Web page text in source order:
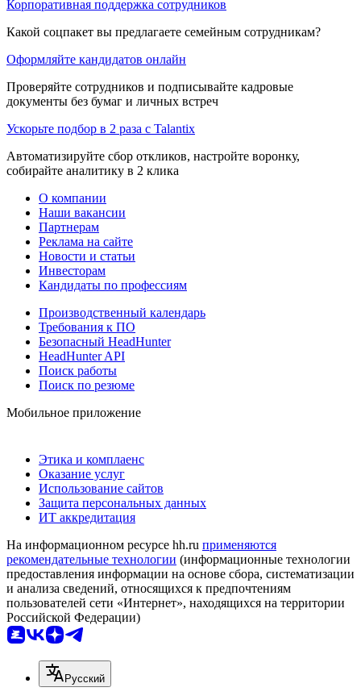
Корпоративная поддержка сотрудников
Какой соцпакет вы предлагаете семейным сотрудникам?
Оформляйте кандидатов онлайн
Проверяйте сотрудников и подписывайте кадровые
документы без бумаг и личных встреч
Ускорьте подбор в 2 раза с Talantix
Автоматизируйте сбор откликов, настройте воронку,
собирайте аналитику в 2 клика
О компании
Наши вакансии
Партнерам
Реклама на сайте
Новости и статьи
Инвесторам
Кандидаты по профессиям
Производственный календарь
Требования к ПО
Безопасный HeadHunter
HeadHunter API
Поиск работы
Поиск по резюме
Мобильное приложение
Этика и комплаенс
Оказание услуг
Использование сайтов
Защита персональных данных
ИТ аккредитация
На информационном ресурсе hh.ru применяются
рекомендательные технологии (информационные технологии
предоставления информации на основе сбора, систематизации
и анализа сведений, относящихся к предпочтениям
пользователей сети «Интернет», находящихся на территории
Российской Федерации)
Русский